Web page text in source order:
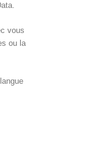
vous
ou la